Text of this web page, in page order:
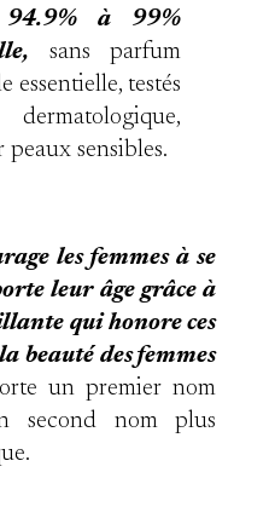
94.9% à 99%
sans parfum
testés
sensibles.
les femmes à se
leur âge grâce à
qui honore ces
beauté des femmes
un premier nom
second nom plus